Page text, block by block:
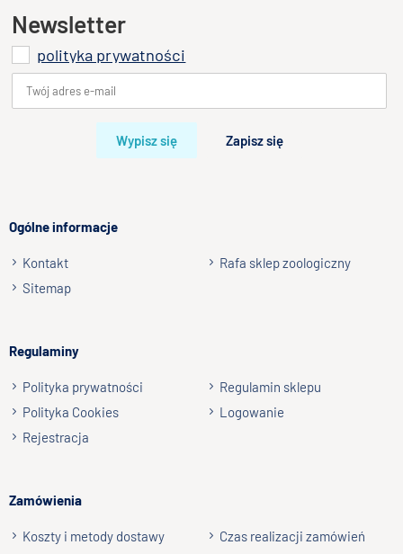
Newsletter
polityka prywatności
Wypisz się Zapisz się
Ogólne informacje
Kontakt
Rafa sklep zoologiczny
Sitemap
Regulaminy
Polityka prywatności
Regulamin sklepu
Polityka Cookies
Logowanie
Rejestracja
Zamówienia
Koszty i metody dostawy
Czas realizacji zamówień